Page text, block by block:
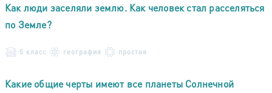
Как люди заселяли землю. Как человек стал расселяться
по Земле?
5 класс география простая
Какие общие черты имеют все планеты Солнечной